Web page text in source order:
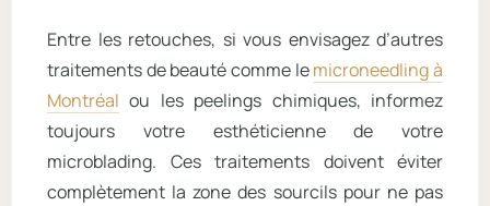
Entre les retouches, si vous envisagez d’autres
traitements de beauté comme lemicroneedling à
Montréal ou les peelings chimiques, informez
toujours votre esthéticienne de votre
microblading. Ces traitements doivent éviter
complètement la zone des sourcils pour ne pas